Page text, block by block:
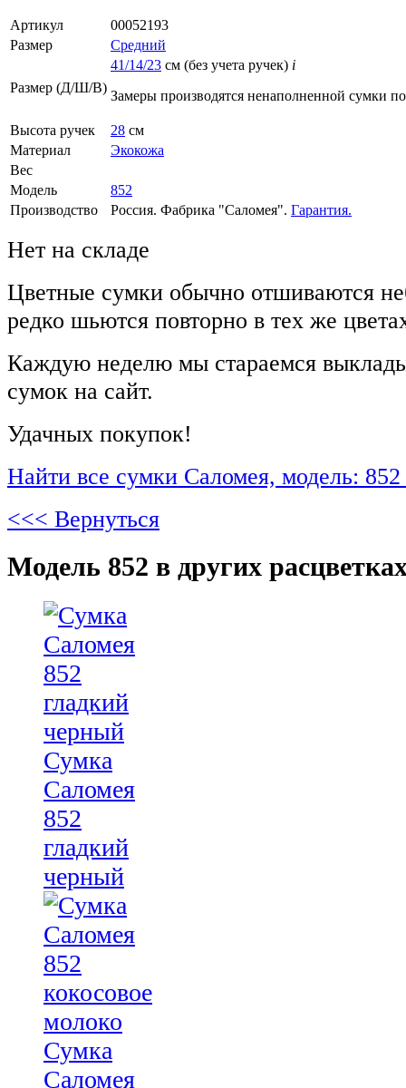
Артикул
00052193
Размер
Средний
Размер (Д/Ш/В)
41/14/23 см (без учета ручек) i
Замеры производятся ненаполненной сумки
Высота ручек 28 см
Материал
Экокожа
Вес
Модель
852
Производство
Россия. Фабрика "Саломея". Гарантия.
Нет на складе
Цветные сумки обычно отшиваются
редко шьются повторно в тех же
Каждую неделю мы стараемся
сумок на сайт.
Удачных покупок!
Найти все сумки Саломея, модель:
<<< Вернуться
Модель 852 в других
Сумка
Саломея
852
гладкий
черный
Сумка
Саломея